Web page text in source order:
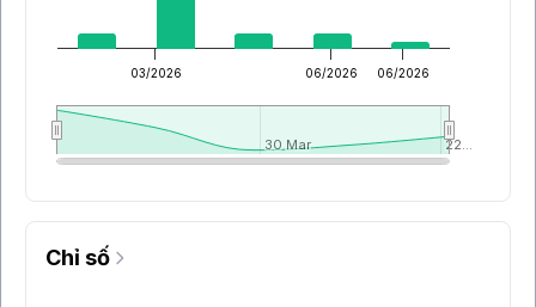
03/2026 06/2026 06/2026
30 Mar
30 Mar 22…
22…
Chỉ số